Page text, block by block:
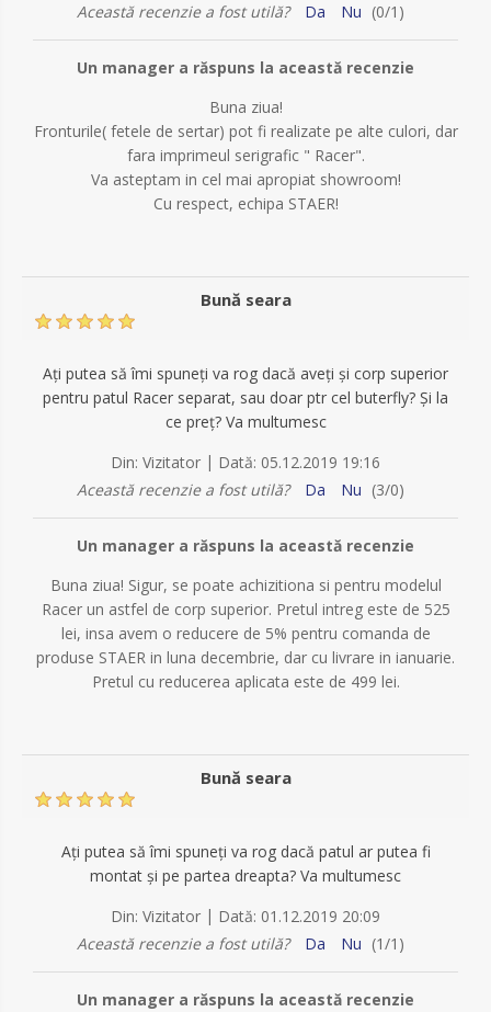
Această recenzie a fost utilă? Da Nu (0/1 )
Un manager a răspuns la această recenzie
Buna ziua!
Fronturile( fetele de sertar) pot fi realizate pe alte culori, dar
fara imprimeul serigrafic " Racer".
Va asteptam in cel mai apropiat showroom!
Cu respect, echipa STAER!
Bună seara
Ați putea să îmi spuneți va rog dacă aveți și corp superior
pentru patul Racer separat, sau doar ptr cel buterfly? Și la
ce preț? Va multumesc
Din: Vizitator | Dată: 05.12.2019 19:16
Această recenzie a fost utilă?
Da Nu (3/0)
Un manager a răspuns la această recenzie
Buna ziua! Sigur, se poate achizitiona si pentru modelul
Racer un astfel de corp superior. Pretul intreg este de 525
lei, insa avem o reducere de 5% pentru comanda de
produse STAER in luna decembrie, dar cu livrare in ianuarie.
Pretul cu reducerea aplicata este de 499 lei.
Bună seara
Ați putea să îmi spuneți va rog dacă patul ar putea fi
montat și pe partea dreapta? Va multumesc
Din: Vizitator | Dată: 01.12.2019 20:09
Această recenzie a fost utilă?
Da Nu (1/1 )
Un manager a răspuns la această recenzie